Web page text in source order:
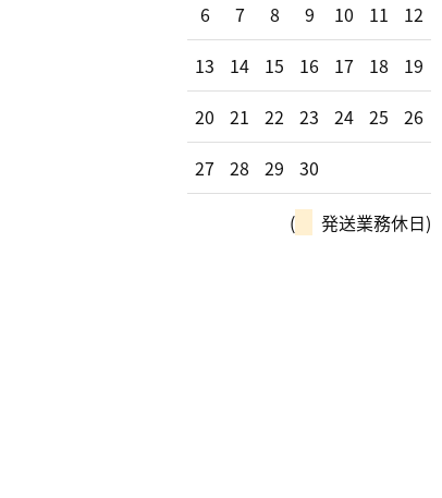
6
7 8 9 10 11
12
13
14 15 16 17 18
19
20
21 22 23 24 25
26
27 28 29 30
( 発送業務休日)